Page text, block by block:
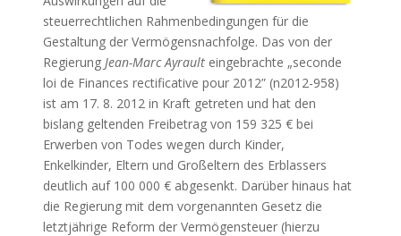
steuerrechtlichen Rahmenbedingungen für die
Gestaltung der Vermögensnachfolge. Das von der
Regierung Jean-Marc Ayraulteingebrachte „seconde
loi de Finances rectificative pour 2012” (n2012-958)
ist am 17. 8. 2012 in Kraft getreten und hat den
bislang geltenden Freibetrag von 159 325 € bei
Erwerben von Todes wegen durch Kinder,
Enkelkinder, Eltern und Großeltern des Erblassers
deutlich auf 100 000 € abgesenkt. Darüber hinaus hat
die Regierung mit dem vorgenannten Gesetz die
letztjährige Reform der Vermögensteuer (hierzu